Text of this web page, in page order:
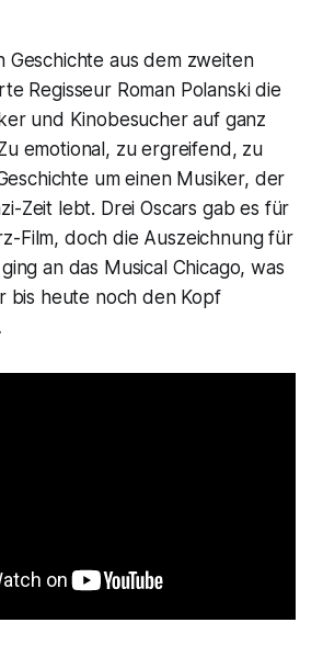
Geschichte aus dem zweiten
Regisseur Roman Polanski die
und Kinobesucher auf ganz
emotional, zu ergreifend, zu
um einen Musiker, der
Zeit lebt. DreiOscars gab es für
Film, doch die Auszeichnung für
ging an das Musical Chicago, was
bis heute noch den Kopf